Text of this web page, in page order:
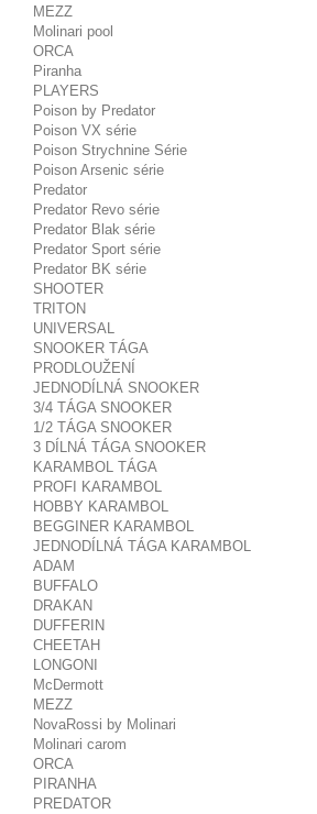
MEZZ
Molinari pool
ORCA
Piranha
PLAYERS
Poison by Predator
Poison VX série
Poison Strychnine Série
Poison Arsenic série
Predator
Predator Revo série
Predator Blak série
Predator Sport série
Predator BK série
SHOOTER
TRITON
UNIVERSAL
SNOOKER TÁGA
PRODLOUŽENÍ
JEDNODÍLNÁ SNOOKER
3/4 TÁGA SNOOKER
1/2 TÁGA SNOOKER
3 DÍLNÁ TÁGA SNOOKER
KARAMBOL TÁGA
PROFI KARAMBOL
HOBBY KARAMBOL
BEGGINER KARAMBOL
JEDNODÍLNÁ TÁGA KARAMBOL
ADAM
BUFFALO
DRAKAN
DUFFERIN
CHEETAH
LONGONI
McDermott
MEZZ
NovaRossi by Molinari
Molinari carom
ORCA
PIRANHA
PREDATOR